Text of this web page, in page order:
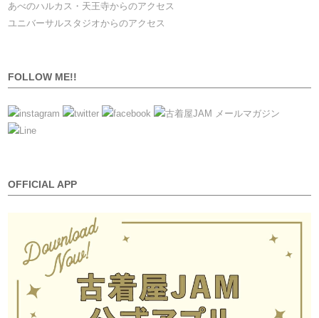
あべのハルカス・天王寺からのアクセス
ユニバーサルスタジオからのアクセス
FOLLOW ME!!
OFFICIAL APP